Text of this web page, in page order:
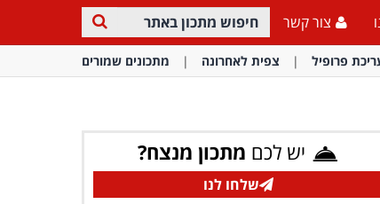
צור קשר
פרופיל צפית לאחרונה מתכונים שמורים
יש לכם מתכון מנצח?
שלחו לנו